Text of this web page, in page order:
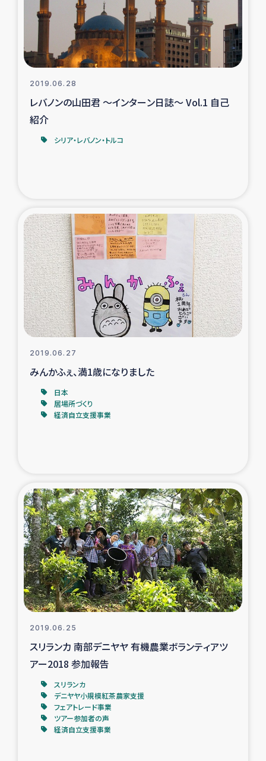
2019.06.28
レバノンの山田君 ～インターン日誌～ Vol.1 自己
紹介
シリア・レバノン・トルコ
2019.06.27
みんかふぇ、満1歳になりました
日本
居場所づくり
経済自立支援事業
2019.06.25
スリランカ 南部デニヤヤ 有機農業ボランティアツ
アー2018 参加報告
スリランカ
デニヤヤ小規模紅茶農家支援
フェアトレード事業
ツアー参加者の声
経済自立支援事業